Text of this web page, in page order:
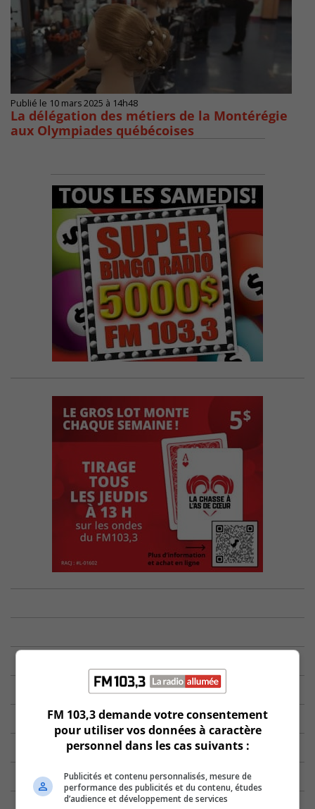
Publié le 10 mars 2025 à 14h48
La délégation des métiers de la Montérégie
aux Olympiades québécoises
FM 103,3 demande votre consentement
pour utiliser vos données à caractère
personnel dans les cas suivants :
Publicités et contenu personnalisés, mesure de
performance des publicités et du contenu, études
d’audience et développement de services